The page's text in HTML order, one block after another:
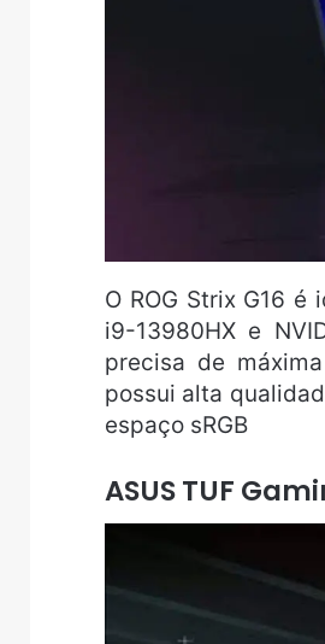
O ROG Strix G16
i9-13980HX e
precisa de
possui alta
espaço sRGB
ASUS TUF